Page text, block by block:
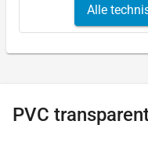
Alle
PVC